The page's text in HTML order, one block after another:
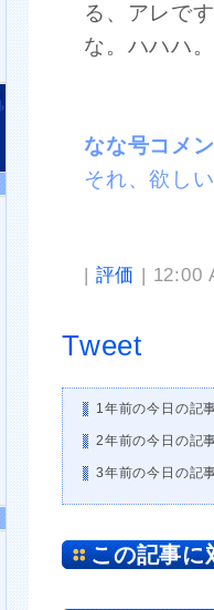
る、アレで
な。ハハハ。
なな号コ
それ、欲し
| 評価 | 12:00
Tweet
1年前の今日の記
2年前の今日の記
3年前の今日の記
この記事に